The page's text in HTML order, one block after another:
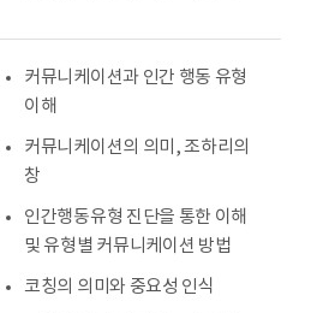
커뮤니케이션과 인간 행동 유형
이해
커뮤니케이션의 의미, 조하리의
창
인간행동유형 진단을 통한 이해
및 유형별 커뮤니케이션 방법
코칭의 의미와 중요성 인식